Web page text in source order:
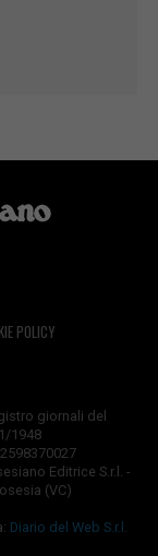
POLICY
giornali del
1948
Editrice S.r.l. -
(VC)
Diario del Web S.r.l.